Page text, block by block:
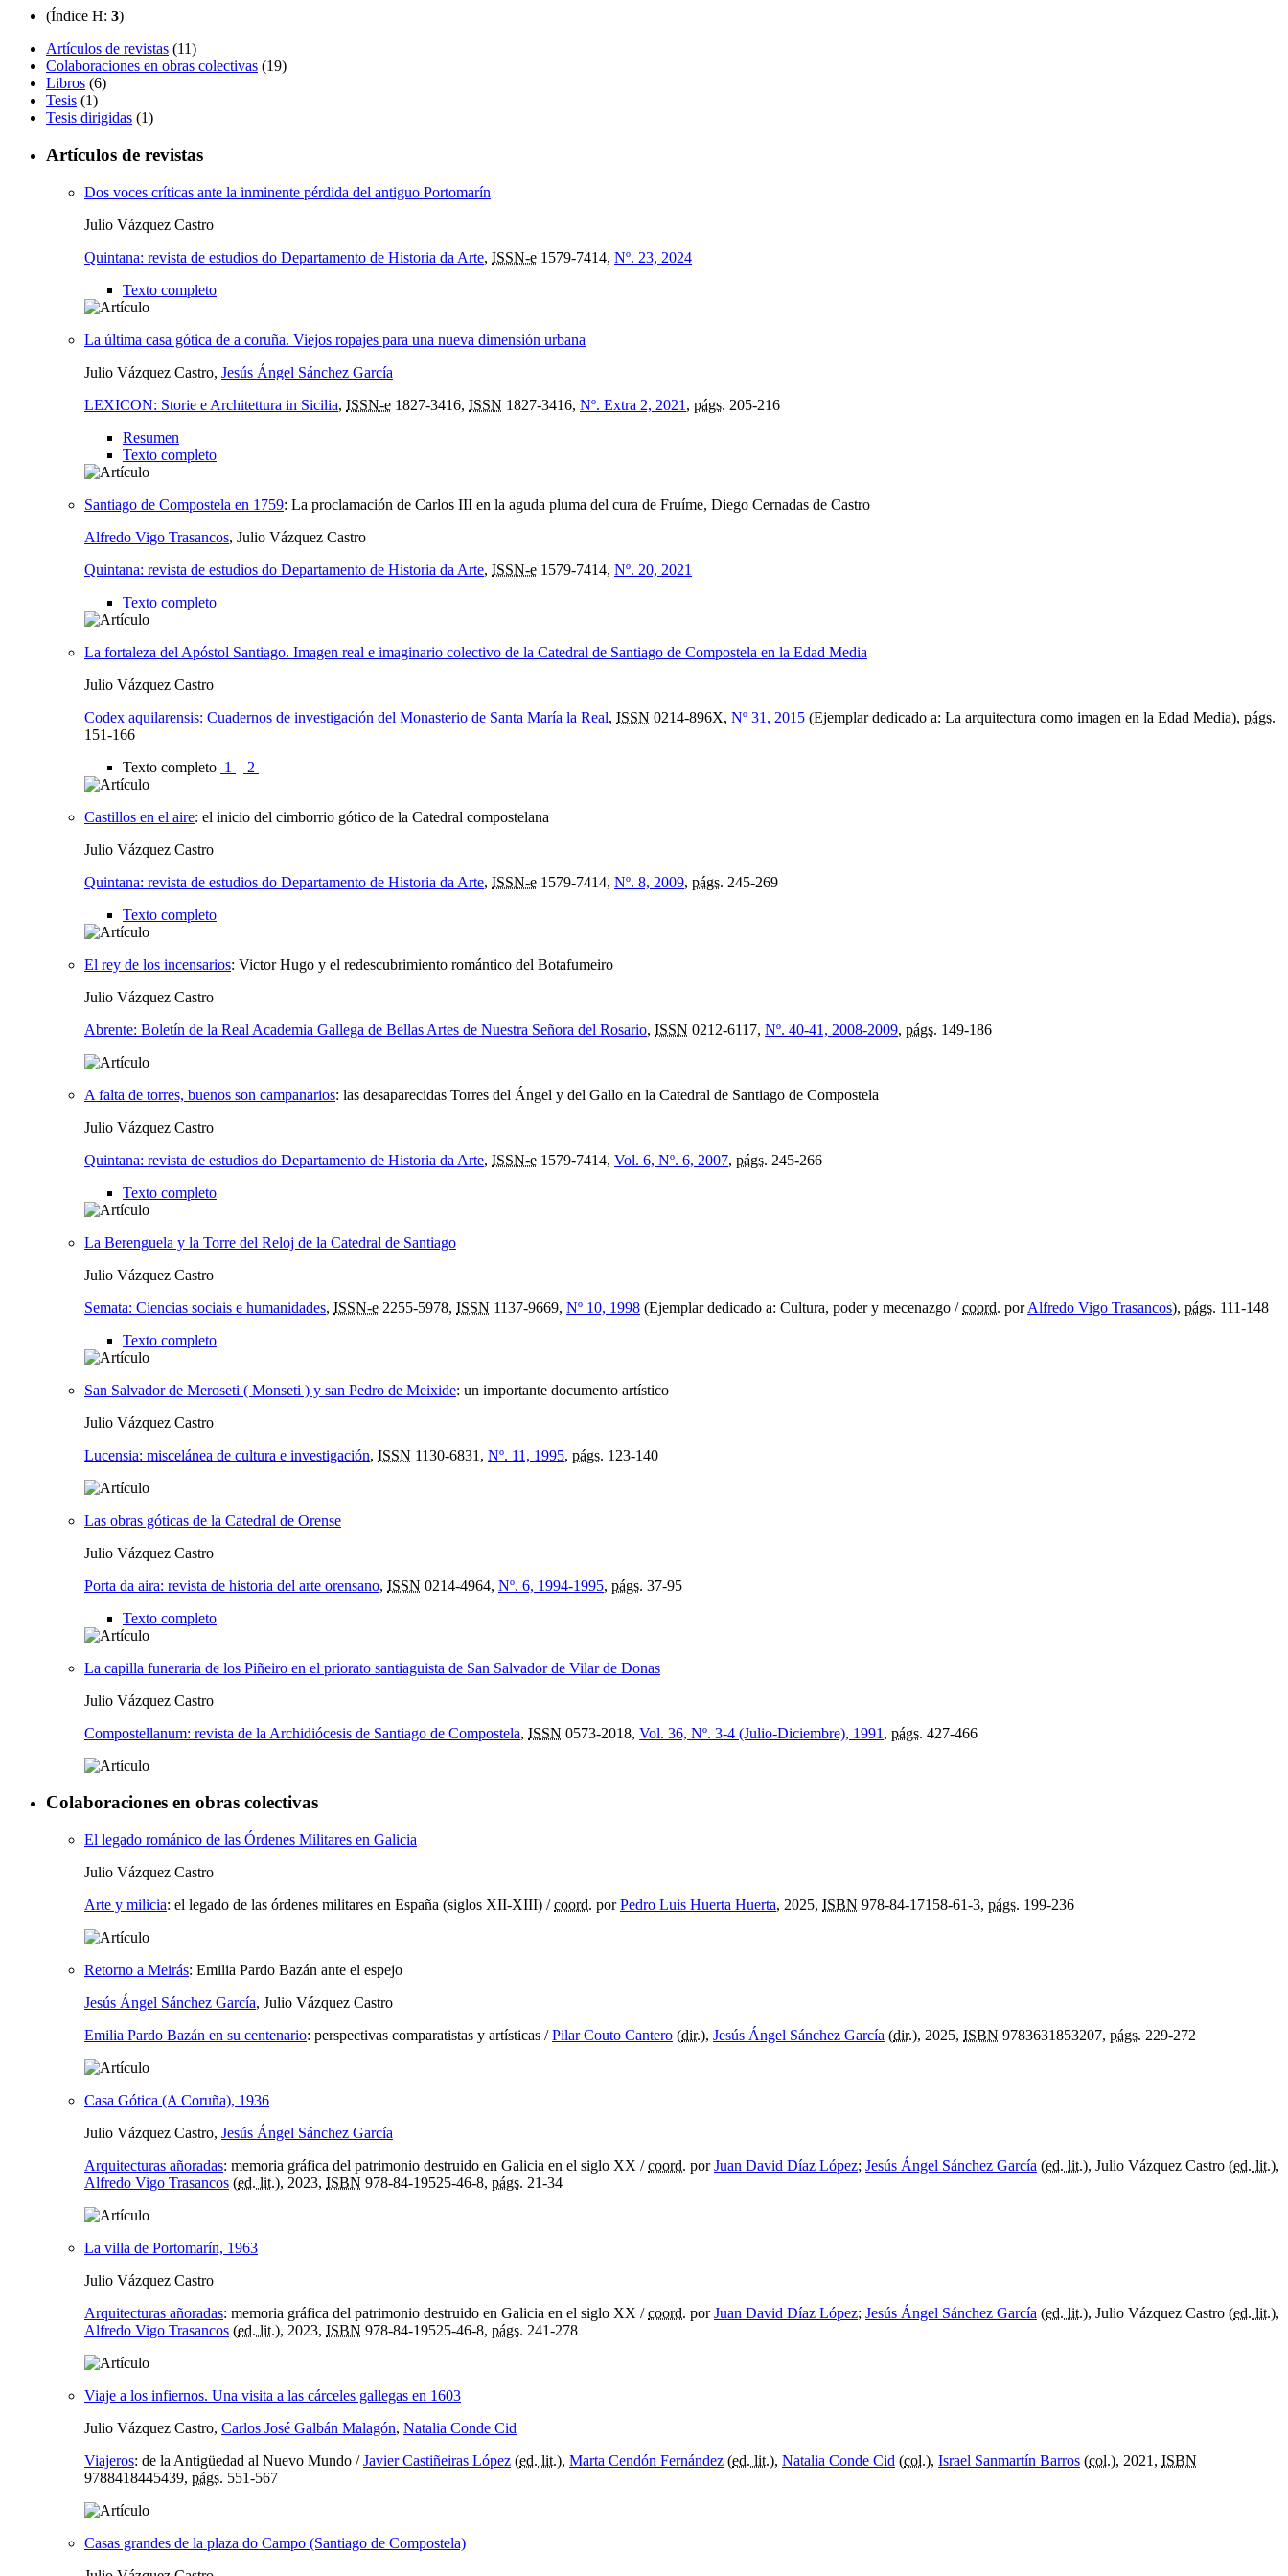
(Índice H: 3)
Artículos de revistas (11)
Colaboraciones en obras colectivas (19)
Libros (6)
Tesis (1)
Tesis dirigidas (1)
Artículos de revistas
Dos voces críticas ante la inminente pérdida del antiguo Portomarín
Julio Vázquez Castro
Quintana: revista de estudios do Departamento de Historia da Arte, ISSN-e 1579-7414, Nº. 23, 2024
Texto completo
La última casa gótica de a coruña. Viejos ropajes para una nueva dimensión urbana
Julio Vázquez Castro, Jesús Ángel Sánchez García
LEXICON: Storie e Architettura in Sicilia, ISSN-e 1827-3416, ISSN 1827-3416, Nº. Extra 2, 2021 , págs. 205-216
Resumen
Texto completo
Santiago de Compostela en 1759: La proclamación de Carlos III en la aguda pluma del cura de Fruíme, Diego Cernadas de Castro
Alfredo Vigo Trasancos, Julio Vázquez Castro
Quintana: revista de estudios do Departamento de Historia da Arte, ISSN-e 1579-7414, Nº. 20, 2021
Texto completo
La fortaleza del Apóstol Santiago. Imagen real e imaginario colectivo de la Catedral de Santiago de Compostela en la Edad Media
Julio Vázquez Castro
Codex aquilarensis: Cuadernos de investigación del Monasterio de Santa María la Real, ISSN 0214-896X, Nº 31, 2015 (Ejemplar dedicado a: La arquitectura como imagen en la Edad Media), págs.
151-166
Texto completo 1 2
Castillos en el aire: el inicio del cimborrio gótico de la Catedral compostelana
Julio Vázquez Castro
Quintana: revista de estudios do Departamento de Historia da Arte, ISSN-e 1579-7414, Nº. 8, 2009, págs. 245-269
Texto completo
El rey de los incensarios: Victor Hugo y el redescubrimiento romántico del Botafumeiro
Julio Vázquez Castro
Abrente: Boletín de la Real Academia Gallega de Bellas Artes de Nuestra Señora del Rosario, ISSN 0212-6117, Nº. 40-41, 2008-2009, págs. 149-186
A falta de torres, buenos son campanarios: las desaparecidas Torres del Ángel y del Gallo en la Catedral de Santiago de Compostela
Julio Vázquez Castro
Quintana: revista de estudios do Departamento de Historia da Arte, ISSN-e 1579-7414, Vol. 6, Nº. 6, 2007, págs. 245-266
Texto completo
La Berenguela y la Torre del Reloj de la Catedral de Santiago
Julio Vázquez Castro
Semata: Ciencias sociais e humanidades, ISSN-e 2255-5978, ISSN 1137-9669, Nº 10, 1998 (Ejemplar dedicado a: Cultura, poder y mecenazgo /coord. porAlfredo Vigo Trasancos), págs. 111-148
Texto completo
San Salvador de Meroseti ( Monseti ) y san Pedro de Meixide: un importante documento artístico
Julio Vázquez Castro
Lucensia: miscelánea de cultura e investigación, ISSN 1130-6831, Nº. 11, 1995, págs. 123-140
Las obras góticas de la Catedral de Orense
Julio Vázquez Castro
Porta da aira: revista de historia del arte orensano, ISSN 0214-4964, Nº. 6, 1994-1995, págs. 37-95
Texto completo
La capilla funeraria de los Piñeiro en el priorato santiaguista de San Salvador de Vilar de Donas
Julio Vázquez Castro
Compostellanum: revista de la Archidiócesis de Santiago de Compostela, ISSN 0573-2018, Vol. 36, Nº. 3-4 (Julio-Diciembre), 1991 , págs. 427-466
Colaboraciones en obras colectivas
El legado románico de las Órdenes Militares en Galicia
Julio Vázquez Castro
Arte y milicia: el legado de las órdenes militares en España (siglos XII-XIII) /coord. porPedro Luis Huerta Huerta, 2025, ISBN 978-84-17158-61-3, págs. 199-236
Retorno a Meirás: Emilia Pardo Bazán ante el espejo
Jesús Ángel Sánchez García, Julio Vázquez Castro
Emilia Pardo Bazán en su centenario: perspectivas comparatistas y artísticas /Pilar Couto Cantero (dir.), Jesús Ángel Sánchez García (dir.), 2025, ISBN 9783631853207, págs. 229-272
Casa Gótica (A Coruña), 1936
Julio Vázquez Castro, Jesús Ángel Sánchez García
Arquitecturas añoradas: memoria gráfica del patrimonio destruido en Galicia en el siglo XX /coord. porJuan David Díaz López; Jesús Ángel Sánchez García (ed. lit.), Julio Vázquez Castro (ed. lit.),
Alfredo Vigo Trasancos (ed. lit.), 2023, ISBN 978-84-19525-46-8, págs. 21-34
La villa de Portomarín, 1963
Julio Vázquez Castro
Arquitecturas añoradas: memoria gráfica del patrimonio destruido en Galicia en el siglo XX /coord. porJuan David Díaz López; Jesús Ángel Sánchez García (ed. lit.), Julio Vázquez Castro (ed. lit.),
Alfredo Vigo Trasancos (ed. lit.), 2023, ISBN 978-84-19525-46-8, págs. 241-278
Viaje a los infiernos. Una visita a las cárceles gallegas en 1603
Julio Vázquez Castro, Carlos José Galbán Malagón, Natalia Conde Cid
Viajeros: de la Antigüedad al Nuevo Mundo /Javier Castiñeiras López (ed. lit.), Marta Cendón Fernández (ed. lit.), Natalia Conde Cid (col.), Israel Sanmartín Barros (col.), 2021, ISBN
9788418445439, págs. 551-567
Casas grandes de la plaza do Campo (Santiago de Compostela)